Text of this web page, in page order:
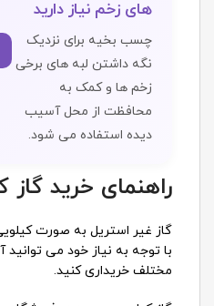
های زخم نیاز دارید
چسب بخیه برای نزدیک
نگه داشتن لبه های برخی
زخم ها و کمک به
محافظت از محل آسیب
دیده استفاده می شود.
راهنمای خرید گاز
گاز غیر استریل به صورت
با توجه به نیاز خود می
مختلف خریداری کنید.